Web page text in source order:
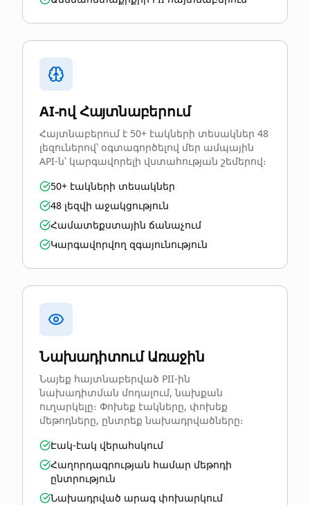
AI-ով Հայտնաբերում
Հայտնաբերում է 50+ էակների տեսակներ 48
լեզուներով՝ օգտագործելով մեր ամպային
API-ն՝ կարգավորելի վստահության շեմերով։
50+ էակների տեսակներ
48 լեզվի աջակցություն
Համատեքստային ճանաչում
Կարգավորվող զգայունություն
Նախադիտում Առաջին
Նայեք հայտնաբերված PII-ին
նախադիտման մոդալում, նախքան
ուղարկելը։ Փոխեք էակները, փոխեք
մեթոդները, ընտրեք նախադրվածները։
Էակ-էակ վերահսկում
Հաղորդագրության համար մեթոդի
ընտրություն
Նախադրված արագ փոխարկում